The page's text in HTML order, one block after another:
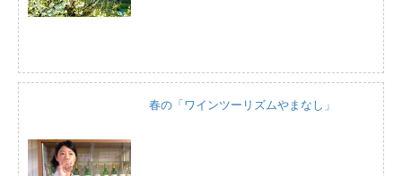
春の「ワインツーリズムやまなし」